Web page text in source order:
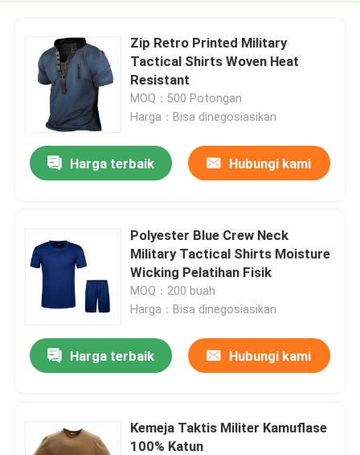
Zip Retro Printed Military
Tactical Shirts Woven Heat
Resistant
MOQ：500 Potongan
Harga：Bisa dinegosiasikan
Harga terbaik Hubungi kami
Polyester Blue Crew Neck
Military Tactical Shirts Moisture
Wicking Pelatihan Fisik
MOQ：200 buah
Harga：Bisa dinegosiasikan
Harga terbaik Hubungi kami
Kemeja Taktis Militer Kamuflase
100% Katun